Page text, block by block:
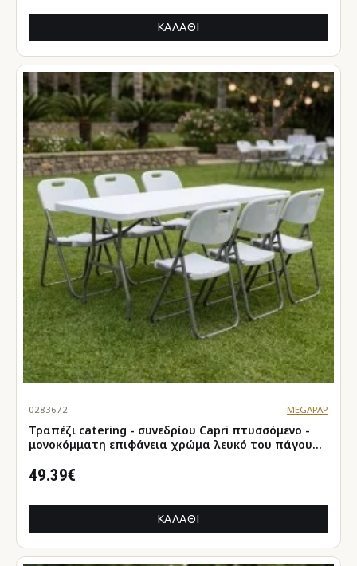
ΚΑΛΆΘΙ
0283672 MEGAPAP
Τραπέζι catering - συνεδρίου Capri πτυσσόμενο -
μονοκόμματη επιφάνεια χρώμα λευκό του πάγου
49.39€
ΚΑΛΆΘΙ